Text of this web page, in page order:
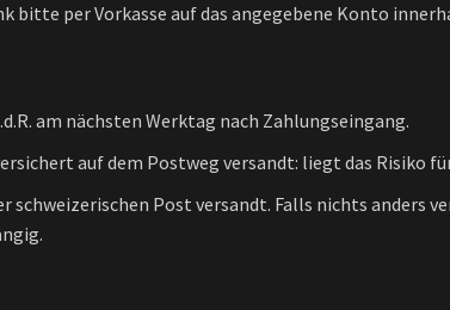
bitte per Vorkasse auf das angegebene Konto
am nächsten Werktag nach Zahlungseingang.
auf dem Postweg versandt: liegt das Risiko
schweizerischen Post versandt. Falls nichts anders